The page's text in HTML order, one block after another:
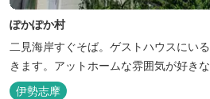
ぽかぽか村
二見海岸すぐそば。ゲストハウスにい
きます。アットホームな雰囲気が好き
伊勢志摩